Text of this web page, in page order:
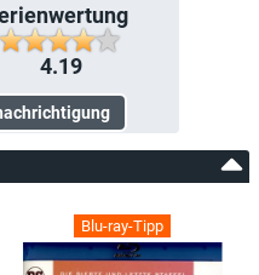
4.19
Blu-ray-Tipp